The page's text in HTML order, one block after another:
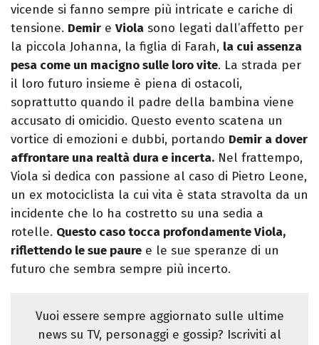
vicende si fanno sempre più intricate e cariche di
tensione. Demir e Viola sono legati dall’affetto per
la piccola Johanna, la figlia di Farah, la cui assenza
pesa come un macigno sulle loro vite. La strada per
il loro futuro insieme è piena di ostacoli,
soprattutto quando il padre della bambina viene
accusato di omicidio. Questo evento scatena un
vortice di emozioni e dubbi, portando Demir a dover
affrontare una realtà dura e incerta. Nel frattempo,
Viola si dedica con passione al caso di Pietro Leone,
un ex motociclista la cui vita è stata stravolta da un
incidente che lo ha costretto su una sedia a
rotelle. Questo caso tocca profondamente Viola,
riflettendo le sue paure e le sue speranze di un
futuro che sembra sempre più incerto.
Vuoi essere sempre aggiornato sulle ultime
news su TV, personaggi e gossip? Iscriviti al